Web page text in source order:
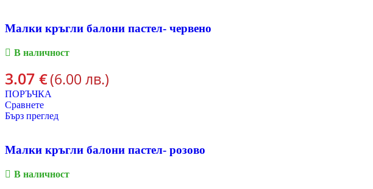
Малки кръгли балони пастел- червено
В наличност
3.07 €(6.00 лв.)
ПОРЪЧКА
Сравнете
Бърз преглед
Малки кръгли балони пастел- розово
В наличност